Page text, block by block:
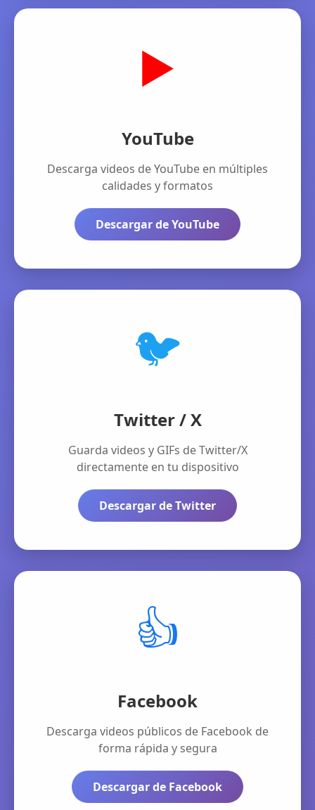
▶️
YouTube
Descarga videos de YouTube en múltiples
calidades y formatos
Descargar de YouTube
🐦
Twitter / X
Guarda videos y GIFs de Twitter/X
directamente en tu dispositivo
Descargar de Twitter
👍
Facebook
Descarga videos públicos de Facebook de
forma rápida y segura
Descargar de Facebook